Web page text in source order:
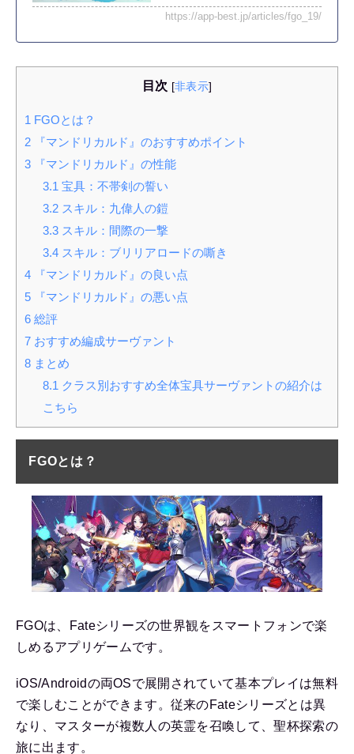
https://app-best.jp/articles/fgo_19/
目次 [非表示]
1 FGOとは？
2 『マンドリカルド』のおすすめポイント
3 『マンドリカルド』の性能
3.1 宝具：不帯剣の誓い
3.2スキル：九偉人の鎧
3.3スキル：間際の一撃
3.4スキル：ブリリアロードの嘶き
4 『マンドリカルド』の良い点
5 『マンドリカルド』の悪い点
6 総評
7 おすすめ編成サーヴァント
8 まとめ
8.1 クラス別おすすめ全体宝具サーヴァントの紹介は
こちら
FGOとは？
FGOは、Fateシリーズの世界観をスマートフォンで楽
しめるアプリゲームです。
iOS/Androidの両OSで展開されていて基本プレイは無料
で楽しむことができます。従来のFateシリーズとは異
なり、マスターが複数人の英霊を召喚して、聖杯探索の
旅に出ます。